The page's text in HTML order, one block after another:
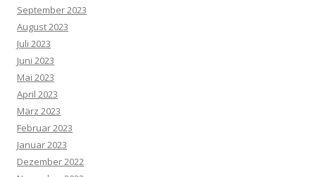
September 2023
August 2023
Juli 2023
Juni 2023
Mai 2023
April 2023
März 2023
Februar 2023
Januar 2023
Dezember 2022